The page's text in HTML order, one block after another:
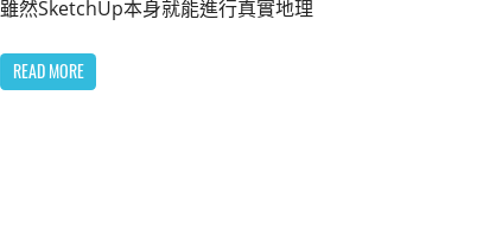
雖然SketchUp本身就能進行真實地理
READ MORE